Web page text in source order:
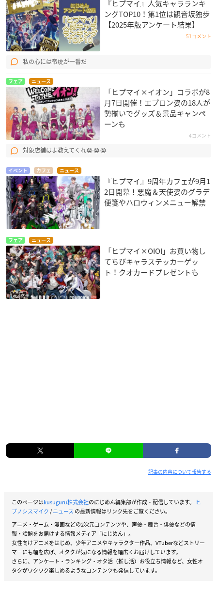
『ヒプマイ』人気キャラランキ
ングTOP10！第1位は観音坂独歩
【2025年版アンケート結果】
51コメント
私の心には帝统が一番だ
フェア ニュース
「ヒプマイ×イオン」コラボが8
月7日開催！エプロン姿の18人が
勢揃いでグッズ＆景品キャンペ
ーンも
4コメント
対象店舗はよ教えてくれ😭😭😭
イベント カフェ ニュース
『ヒプマイ』9周年カフェが9月1
2日開幕！悪魔＆天使姿のグラデ
便箋やハロウィンメニュー解禁
フェア ニュース
「ヒプマイ×OIOI」お買い物し
てちびキャラステッカーゲッ
ト！クオカードプレゼントも
記事の内容について報告する
このページはkusuguru株式会社のにじめん編集部が作成・配信しています。
ヒ
プノシスマイク/ニュース の最新情報はリンク先をご覧ください。
アニメ・ゲーム・漫画などの2次元コンテンツや、声優・舞台・俳優などの情
報・話題をお届けする情報メディア「にじめん」。
女性向けアニメをはじめ、少年アニメやキャラクター作品、VTuberなどストリー
マーにも幅を広げ、オタクが気になる情報を幅広くお届けしています。
さらに、アンケート・ランキング・オタ活（推し活）お役立ち情報など、女性オ
タクがワクワク楽しめるようなコンテンツも発信しています。